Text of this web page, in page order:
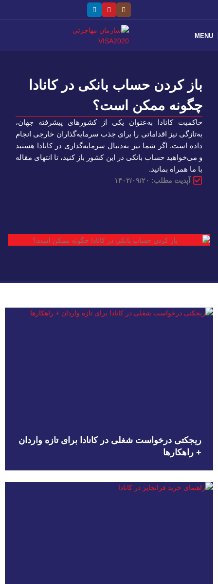
MENU
باز کردن حساب بانکی در کانادا
چگونه ممکن است؟
حاکمیت کانادا به‌عنوان یکی از کشورهای پیشرفته جهان،
به‌تازگی نیز اقداماتی را برای جذب سرمایه‌گذاران خارجی انجام
داده است. اگر شما نیز به‌دنبال سرمایه‌گذاری در کانادا هستید
و می‌خواهید حساب بانکی در این کشور باز کنید، تا انتهای مقاله
با ما همراه بمانید.
آپدیت مطلب: ۱۴۰۲/۰۹/۲۰
ریجکتی درخواست شغلی در کانادا برای تازه واردان
+ راهکارها